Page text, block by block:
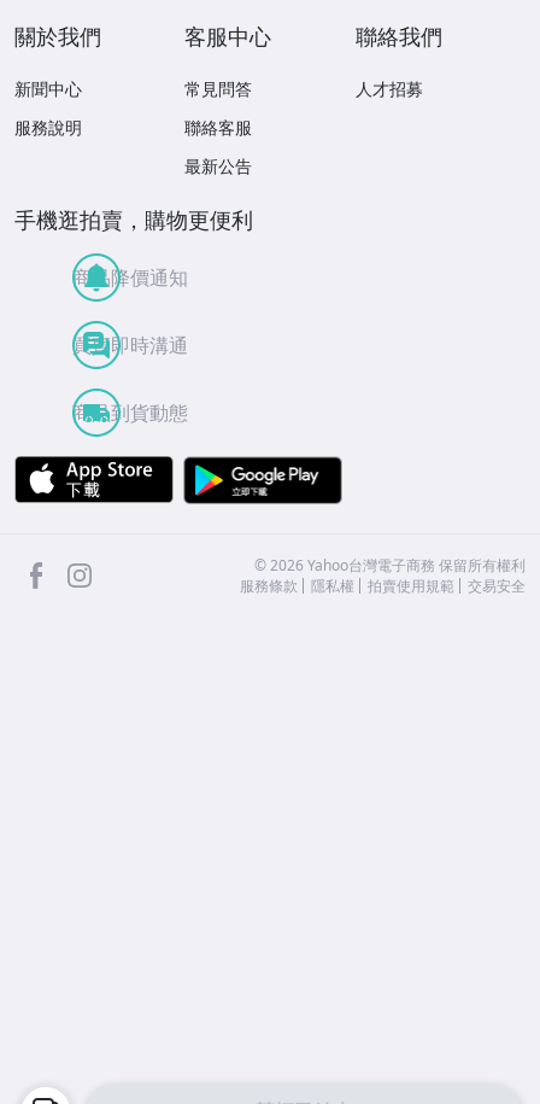
關於我們
新聞中心
服務說明
客服中心
常見問答
聯絡客服
最新公告
聯絡我們
人才招募
手機逛拍賣，購物更便利
商品降價通知
買賣即時溝通
商品到貨動態
APP Store
facebook ©2026 Yahoo台灣電子商務 保留所有權利
服務條款
隱私權 拍賣使用規範 交易安全